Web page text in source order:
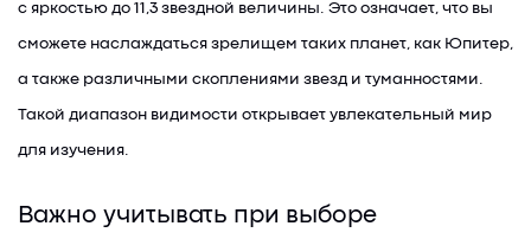
с яркостью до 11,3 звездной величины. Это означает, что вы
сможете наслаждаться зрелищем таких планет, как Юпитер,
а также различными скоплениями звезд и туманностями.
Такой диапазон видимости открывает увлекательный мир
для изучения.
Важно учитывать при выборе